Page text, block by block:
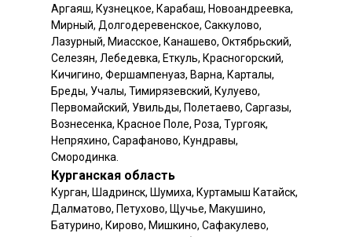
Курганская область
Аргаяш, Кузнецкое, Карабаш, Новоандреевка,
Мирный, Долгодеревенское, Саккулово,
Лазурный, Миасское, Канашево, Октябрьский,
Селезян, Лебедевка, Еткуль, Красногорский,
Кичигино, Фершампенуаз, Варна, Карталы,
Бреды, Учалы, Тимирязевский, Кулуево,
Первомайский, Увильды, Полетаево, Саргазы,
Вознесенка, Красное Поле, Роза, Тургояк,
Непряхино, Сарафаново, Кундравы,
Смородинка.
Курган, Шадринск, Шумиха, Куртамыш Катайск,
Далматово, Петухово, Щучье, Макушино,
Батурино, Кирово, Мишкино, Сафакулево,